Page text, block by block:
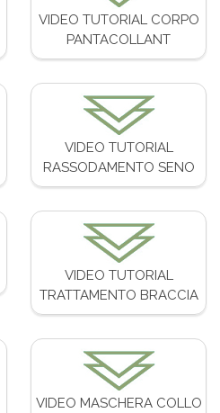
VIDEO TUTORIAL CORPO
PANTACOLLANT
VIDEO TUTORIAL
RASSODAMENTO SENO
VIDEO TUTORIAL
TRATTAMENTO BRACCIA
VIDEO MASCHERA COLLO